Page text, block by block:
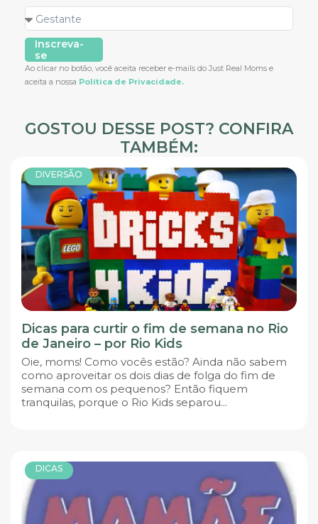
Inscreva-
se
Ao clicar no botão, você aceita receber e-mails do Just Real Moms e
aceita a nossa Política de Privacidade.
GOSTOU DESSE POST? CONFIRA
TAMBÉM:
DIVERSÃO
Dicas para curtir o fim de semana no Rio
de Janeiro – por Rio Kids
Oie, moms! Como vocês estão? Ainda não sabem
como aproveitar os dois dias de folga do fim de
semana com os pequenos? Então fiquem
tranquilas, porque o Rio Kids separou...
DICAS